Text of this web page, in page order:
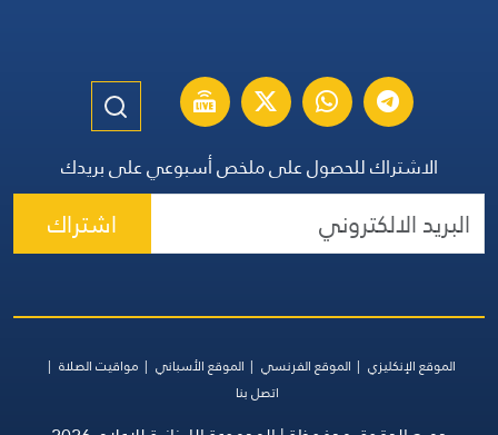
الاشتراك للحصول على ملخص أسبوعي على بريدك
اشتراك
الموقع الإنكليزي الموقع الفرنسي الموقع الأسباني
مواقيت الصلاة
اتصل بنا